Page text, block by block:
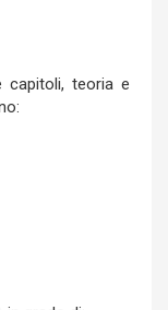
teoria e